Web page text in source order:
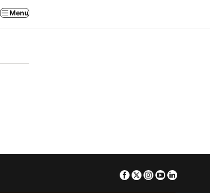
Menu
Facebook
TwitterInstagram
Youtube